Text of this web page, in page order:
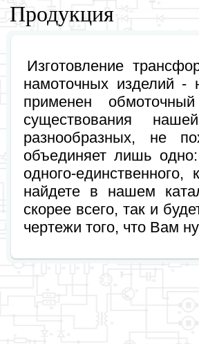
Продукция
Изготовление
намоточных изделий -
применен
существования
разнообразных, не
объединяет лишь
одного-
найдете в нашем
скорее всего, так и
чертежи того, что Вам